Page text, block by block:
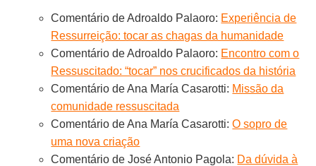
Comentário de Adroaldo Palaoro: Experiência de
Ressurreição: tocar as chagas da humanidade
Comentário de Adroaldo Palaoro: Encontro com o
Ressuscitado: “tocar” nos crucificados da história
Comentário de Ana María Casarotti: Missão da
comunidade ressuscitada
Comentário de Ana María Casarotti:O sopro de
uma nova criação
Comentário de José Antonio Pagola: Da dúvida à